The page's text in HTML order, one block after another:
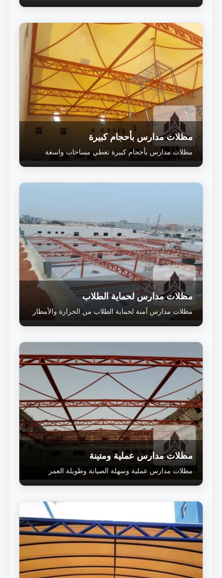
مظلات مدارس بأحجام كبيرة
مظلات مدارس بأحجام كبيرة تغطي مساحات واسعة
مظلات مدارس لحماية الطلاب
مظلات مدارس آمنة لحماية الطلاب من الحرارة والأمطار
مظلات مدارس عملية ومتينة
مظلات مدارس عملية وسهلة الصيانة وطويلة العمر